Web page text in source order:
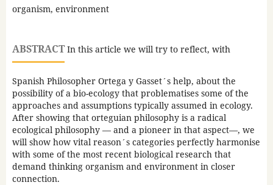
organism, environment
ABSTRACTIn this article we will try to reflect, with
Spanish Philosopher Ortega y Gasset´s help, about the
possibility of a bio-ecology that problematises some of the
approaches and assumptions typically assumed in ecology.
After showing that orteguian philosophy is a radical
ecological philosophy — and a pioneer in that aspect—, we
will show how vital reason´s categories perfectly harmonise
with some of the most recent biological research that
demand thinking organism and environment in closer
connection.